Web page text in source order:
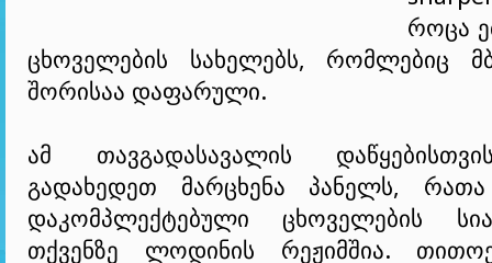
როცა
ცხოველების სახელებს, რომლებიც
შორისაა დაფარული.
ამ თავგადასავალის
გადახედეთ მარცხენა პანელს,
დაკომპლექტებული ცხოველების
თქვენზე ლოდინის რეჟიმშია.